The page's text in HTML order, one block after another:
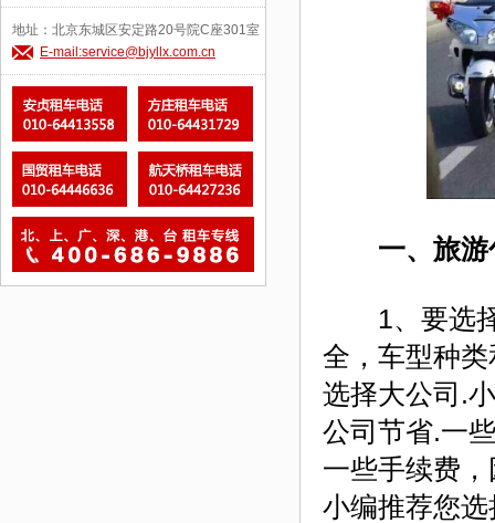
一、旅游
1、要选择
全，车型种
选择大公司.
公司节省.一
一些手续费
小编推荐您
地址：北京东城区安定路20号院C座301室
E-mail:service@bjyllx.com.cn